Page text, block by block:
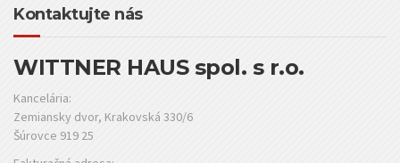
Kontaktujte nás
WITTNER HAUS spol. s r.o.
Kancelária:
Zemiansky dvor, Krakovská 330/6
Šúrovce 919 25